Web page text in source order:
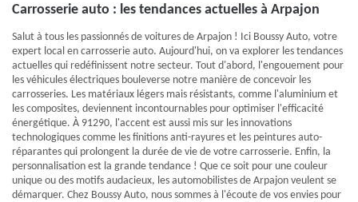
Carrosserie auto : les tendances actuelles à Arpajon
Salut à tous les passionnés de voitures de Arpajon ! Ici Boussy Auto, votre
expert local en carrosserie auto. Aujourd'hui, on va explorer les tendances
actuelles qui redéfinissent notre secteur. Tout d'abord, l'engouement pour
les véhicules électriques bouleverse notre manière de concevoir les
carrosseries. Les matériaux légers mais résistants, comme l'aluminium et
les composites, deviennent incontournables pour optimiser l'efficacité
énergétique. À 91290, l'accent est aussi mis sur les innovations
technologiques comme les finitions anti-rayures et les peintures auto-
réparantes qui prolongent la durée de vie de votre carrosserie. Enfin, la
personnalisation est la grande tendance ! Que ce soit pour une couleur
unique ou des motifs audacieux, les automobilistes de Arpajon veulent se
démarquer. Chez Boussy Auto, nous sommes à l'écoute de vos envies pour